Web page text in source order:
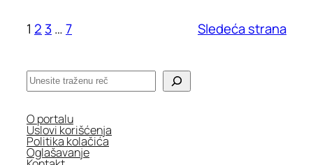
1 2 3 …7 Sledeća strana
Претрага
O portalu
Uslovi korišćenja
Politika kolačića
Oglašavanje